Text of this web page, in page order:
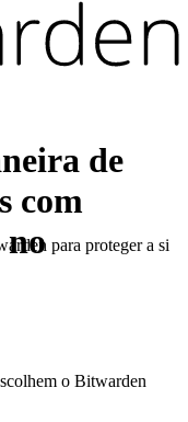
para proteger a si
o Bitwarden
de
com
no